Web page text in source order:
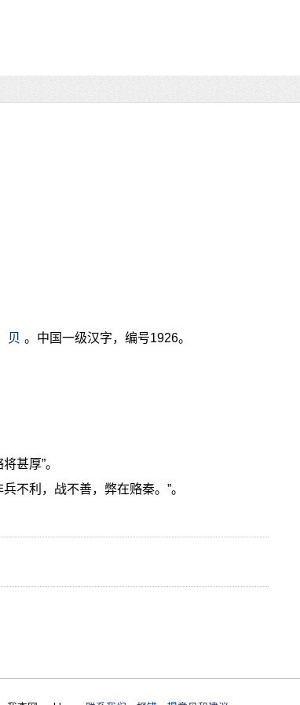
贝 。中国一级汉字，编号1926。
甚厚”。
不利，战不善，弊在赂秦。”。